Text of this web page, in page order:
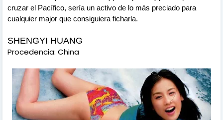
cruzar el Pacífico, sería un activo de lo más preciado para
cualquier major que consiguiera ficharla.
SHENGYI HUANG
Procedencia: China